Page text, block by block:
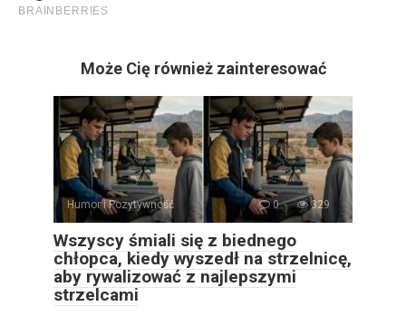
Może Cię również zainteresować
Humor i Pozytywność 0 329
Wszyscy śmiali się z biednego
chłopca, kiedy wyszedł na strzelnicę,
aby rywalizować z najlepszymi
strzelcami